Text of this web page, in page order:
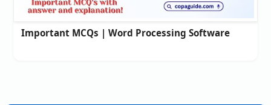
Important MCQs | Word Processing Software